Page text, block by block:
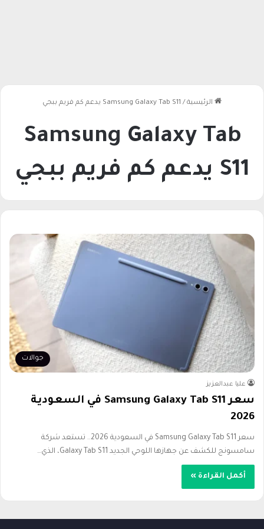
الرئيسية / Samsung Galaxy Tab S11 يدعم كم فريم ببجي
Samsung Galaxy Tab
S11 يدعم كم فريم ببجي
جوالات
عليا عبدالعزيز
سعر Samsung Galaxy Tab S11 في السعودية
2026
سعر Samsung Galaxy Tab S11 في السعودية 2026.. تستعد شركة
سامسونج للكشف عن جهازها اللوحي الجديد Galaxy Tab S11، الذي…
أكمل القراءة »